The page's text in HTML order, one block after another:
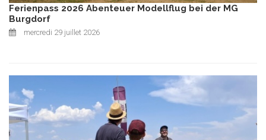
Ferienpass 2026 Abenteuer Modellflug bei der MG
Burgdorf
mercredi 29 juillet 2026